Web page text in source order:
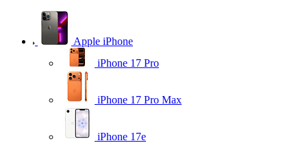
Apple iPhone
iPhone 17 Pro
iPhone 17 Pro Max
iPhone 17e